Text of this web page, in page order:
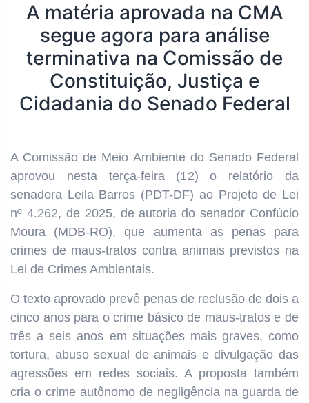
A matéria aprovada na CMA
segue agora para análise
terminativa na Comissão de
Constituição, Justiça e
Cidadania do Senado Federal
A Comissão de Meio Ambiente do Senado Federal
aprovou nesta terça-feira (12) o relatório da
senadora Leila Barros (PDT-DF) ao Projeto de Lei
nº 4.262, de 2025, de autoria do senador Confúcio
Moura (MDB-RO), que aumenta as penas para
crimes de maus-tratos contra animais previstos na
Lei de Crimes Ambientais.
O texto aprovado prevê penas de reclusão de dois a
cinco anos para o crime básico de maus-tratos e de
três a seis anos em situações mais graves, como
tortura, abuso sexual de animais e divulgação das
agressões em redes sociais. A proposta também
cria o crime autônomo de negligência na guarda de